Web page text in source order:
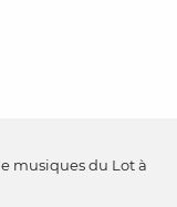
musiques du Lot à